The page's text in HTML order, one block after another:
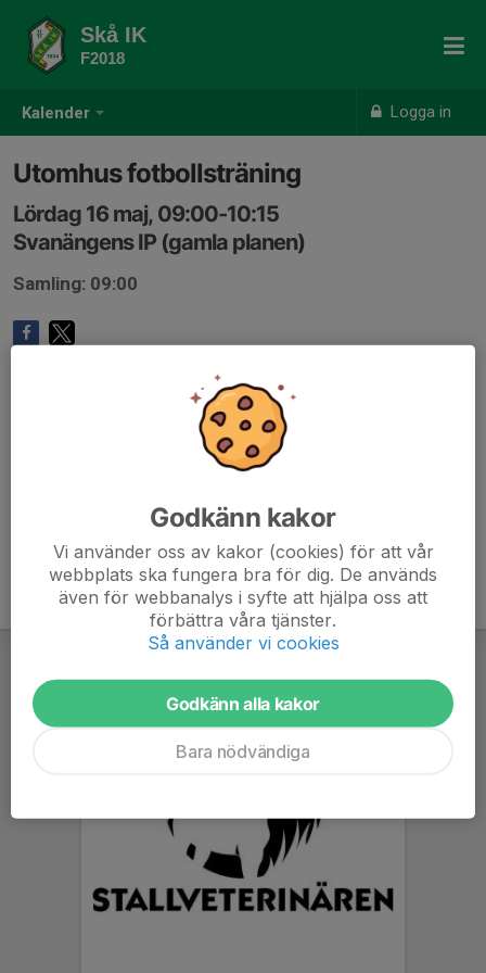
Kalender Logga in
Skå IK
F2018
Utomhus fotbollsträning
Lördag 16 maj, 09:00-10:15
Svanängens IP (gamla planen)
Samling: 09:00
Godkänn kakor
Vi använder oss av kakor (cookies) för att vår
webbplats ska fungera bra för dig. De används
även för webbanalys i syfte att hjälpa oss att
förbättra våra tjänster.
Så använder vi cookies
Godkänn alla kakor
Bara nödvändiga